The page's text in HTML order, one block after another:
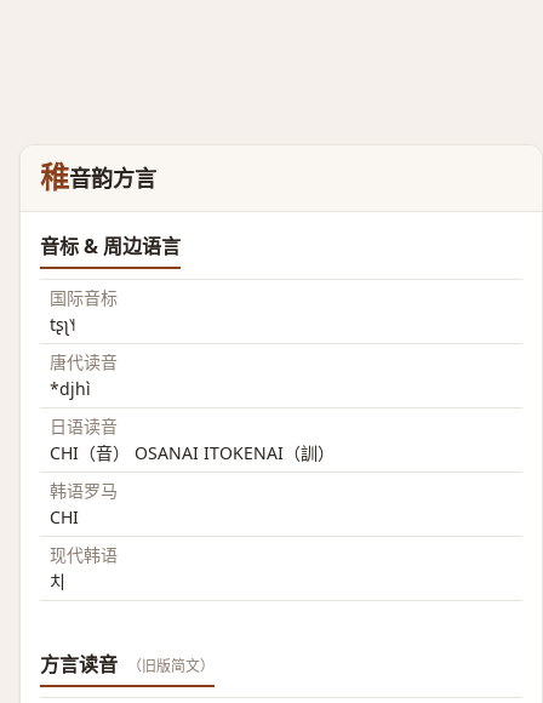
稚音韵方言
音标 & 周边语言
国际音标
tʂʅ˥˧
唐代读音
*djhì
日语读音
CHI（音） OSANAI ITOKENAI（訓）
韩语罗马
CHI
现代韩语
치
方言读音 （旧版简文）